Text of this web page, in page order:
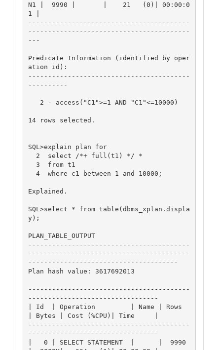
N1 |  9990 |       |    21   (0)| 00:00:0
1 |
-----------------------------------------
-----------------------------------------
---
Predicate Information (identified by oper
ation id):
-----------------------------------------
----------
14 rows selected.
SQL>explain plan for
Explained.
SQL>select * from table(dbms_xplan.displa
y);
PLAN_TABLE_OUTPUT
-----------------------------------------
-----------------------------------------
--------------------------------------
Plan hash value: 3617692013
-----------------------------------------
---------------------------------
| Id  | Operation         | Name | Rows
| Bytes | Cost (%CPU)| Time     |
-----------------------------------------
---------------------------------
|   0 | SELECT STATEMENT  |      |  9990